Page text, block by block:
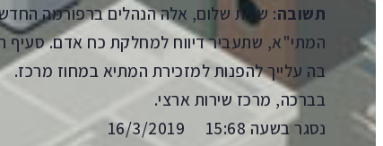
תשובה: שרית שלום, אלה הנהלים ברפורמה
המתי"א, שתעביר דיווח למחלקת כח אדם. סעיף
בה עלייך להפנות למזכירת המתיא במחוז מרכז.
בברכה, מרכז שירות ארצי.
נסגר בשעה 15:68 16/3/2019